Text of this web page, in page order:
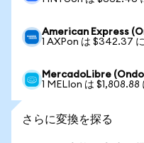
American Express
1 AXPon は $342.37
MercadoLibre
1 MELIon は $1,808.88
さらに変換を探る